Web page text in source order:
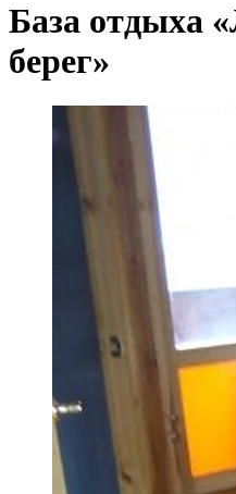
База отдыха
берег»